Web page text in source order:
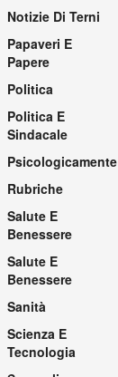
Notizie Di Terni
Papaveri E
Papere
Politica
Politica E
Sindacale
Psicologicamente
Rubriche
Salute E
Benessere
Salute E
Benessere
Sanità
Scienza E
Tecnologia